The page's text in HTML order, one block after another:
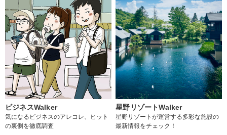
ビジネスWalker
気になるビジネスのアレコレ、ヒット
の裏側を徹底調査
星野リゾートWalker
星野リゾートが運営する多彩な施設の
最新情報をチェック！